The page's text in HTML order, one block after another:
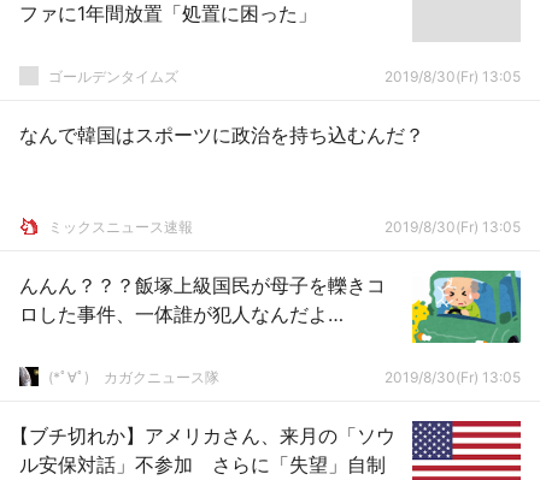
ファに1年間放置「処置に困った」
ゴールデンタイムズ 2019/8/30(Fr) 13:05
なんで韓国はスポーツに政治を持ち込むんだ？
ミックスニュース速報 2019/8/30(Fr) 13:05
んんん？？？飯塚上級国民が母子を轢きコ
ロした事件、一体誰が犯人なんだよ…
(*ﾟ∀ﾟ)ゞカガクニュース隊 2019/8/30(Fr) 13:05
【ブチ切れか】アメリカさん、来月の「ソウ
ル安保対話」不参加 さらに「失望」自制